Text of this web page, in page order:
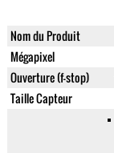
Nom du Produit
Mégapixel
Ouverture (f-stop)
Taille Capteur